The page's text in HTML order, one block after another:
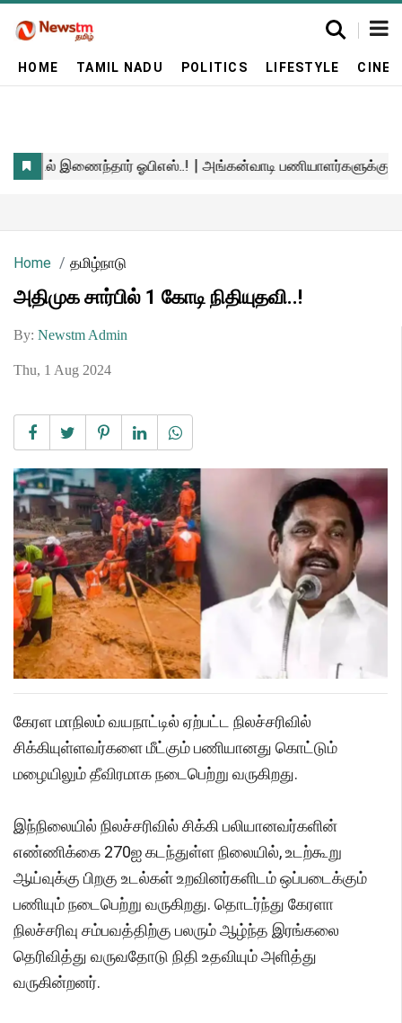
HOME TAMIL NADU POLITICS LIFESTYLE
Home தமிழ்நாடு
அதிமுக சார்பில் 1 கோடி நிதியுதவி..!
By: Newstm Admin
Thu, 1 Aug 2024
கேரள மாநிலம் வயநாட்டில் ஏற்பட்ட நிலச்சரிவில்
சிக்கியுள்ளவர்களை மீட்கும் பணியானது கொட்டும்
மழையிலும் தீவிரமாக நடைபெற்று வருகிறது.
இந்நிலையில் நிலச்சரிவில் சிக்கி பலியானவர்களின்
எண்ணிக்கை 270ஐ கடந்துள்ள நிலையில், உடற்கூறு
ஆய்வுக்கு பிறகு உடல்கள் உறவினர்களிடம் ஒப்படைக்கும்
பணியும் நடைபெற்று வருகிறது. தொடர்ந்து கேரளா
நிலச்சரிவு சம்பவத்திற்கு பலரும் ஆழ்ந்த இரங்கலை
தெரிவித்து வருவதோடு நிதி உதவியும் அளித்து
வருகின்றனர்.